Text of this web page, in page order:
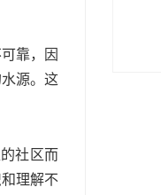
靠，因
源。这
社区而
理解不